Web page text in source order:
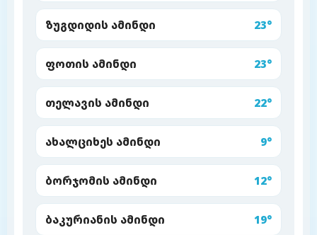
ზუგდიდის ამინდი 23°
ფოთის ამინდი 23°
თელავის ამინდი 22°
ახალციხეს ამინდი 9°
ბორჯომის ამინდი 12°
ბაკურიანის ამინდი 19°